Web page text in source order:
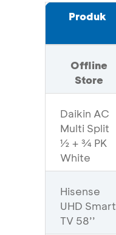
Produk
Offline
Store
Daikin AC
Multi Split
½ + ¾ PK
White
Hisense
UHD Smart
TV 58’’